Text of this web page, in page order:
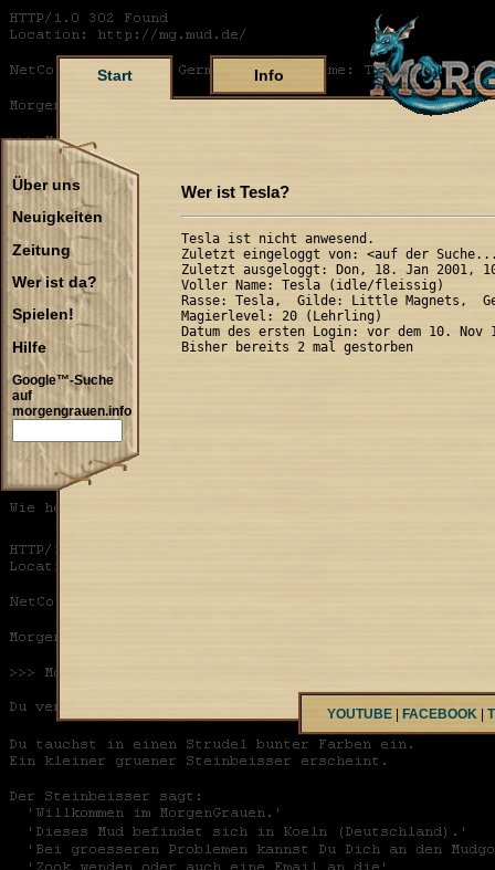
Start Info
Über uns
Neuigkeiten
Zeitung
Wer ist da?
Spielen!
Hilfe
Google™-Suche
auf
morgengrauen.info
Wer ist Tesla?
Tesla ist nicht anwesend.
Zuletzt eingeloggt von: <auf der
Zuletzt ausgeloggt: Don, 18. Jan 2001,
Voller Name: Tesla (idle/fleissig)
Rasse: Tesla,  Gilde: Little Magnets,
Magierlevel: 20 (Lehrling)
Datum des ersten Login: vor dem 10. Nov
YOUTUBE FACEBOOK